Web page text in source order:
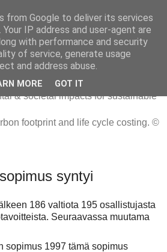
& societal impacts for sustainable
footprint and life cycle costing. ©
syntyi
186 valtiota 195 osallistujasta
Seuraavassa muutama
sopimus 1997 tämä sopimus
from Google to deliver its services
IP address and user-agent are
with performance and security
of service, generate usage
and address abuse.
MORE GOT IT